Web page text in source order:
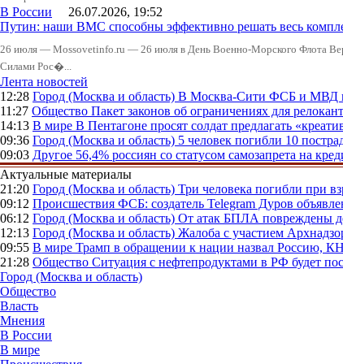
В России 26.07.2026, 19:52
Путин: наши ВМС способны эффективно решать весь
26 июля — Mossovetinfo.ru — 26 июля в День Военно-Морского Флота
Силами Рос�...
Лента новостей
12:28 Город (Москва и область) В Москва-Сити ФСБ и МВД
11:27 Общество Пакет законов об ограничениях для
14:13 В мире В Пентагоне просят солдат предлагать
09:36 Город (Москва и область) 5 человек погибли 10
09:03 Другое 56,4% россиян со статусом самозапрета на
Актуальные материалы
21:20 Город (Москва и область) Три человека погибли при
09:12 Происшествия ФСБ: создатель Telegram Дуров
06:12 Город (Москва и область) От атак БПЛА повреждены
12:13 Город (Москва и область) Жалоба с участием
09:55 В мире Трамп в обращении к нации назвал Россию,
21:28 Общество Ситуация с нефтепродуктами в РФ будет
Город (Москва и область)
Общество
Власть
Мнения
В России
В мире